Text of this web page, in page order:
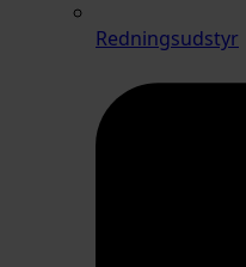
Redningsudstyr